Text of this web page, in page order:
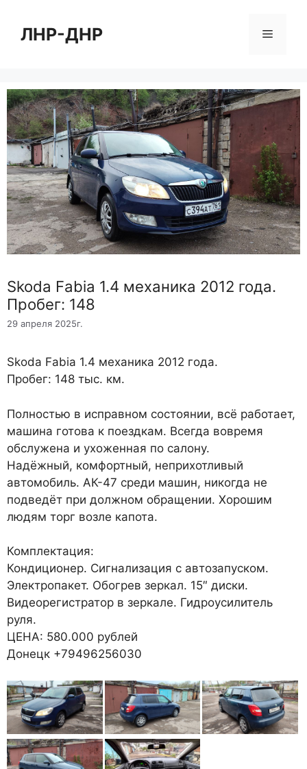
содержимому
ЛНР-ДНР Меню
Skoda Fabia 1.4 механика 2012 года.
Пробег: 148
29 апреля 2025г.
Skoda Fabia 1.4 механика 2012 года.
Пробег: 148 тыс. км.
Полностью в исправном состоянии, всё работает,
машина готова к поездкам. Всегда вовремя
обслужена и ухоженная по салону.
Надёжный, комфортный, неприхотливый
автомобиль. АК-47 среди машин, никогда не
подведёт при должном обращении. Хорошим
людям торг возле капота.
Комплектация:
Кондиционер. Сигнализация с автозапуском.
Электропакет. Обогрев зеркал. 15″ диски.
Видеорегистратор в зеркале. Гидроусилитель
руля.
ЦЕНА: 580.000 рублей
Донецк +79496256030